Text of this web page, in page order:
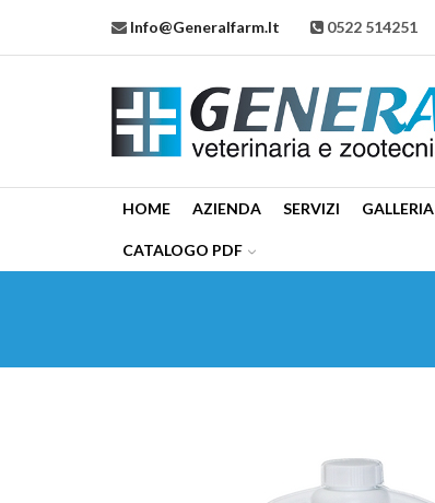
Info@generalfarm.it 0522 514251
HOME AZIENDA SERVIZI GALLERIA
CATALOGO PDF